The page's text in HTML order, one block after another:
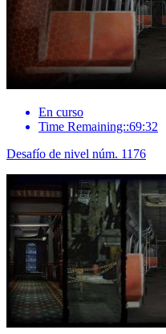
En curso
Time Remaining::69:32
Desafío de nivel núm. 1176